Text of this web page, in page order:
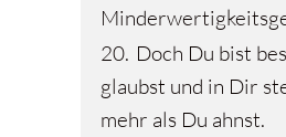
20. Doch Du bist
glaubst und in Dir
mehr als Du ahnst.